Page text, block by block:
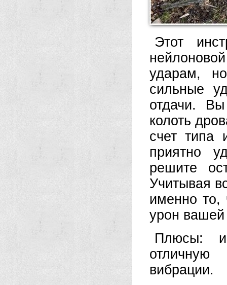
Этот
ударам,
сильные
отдачи.
колоть
счет типа
приятно
решите
Учитывая
именно то,
урон
Плюсы:
отличную
вибрации.